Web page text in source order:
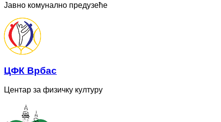
Јавно комунално предузеће
ЦФК Врбас
Центар за физичку културу